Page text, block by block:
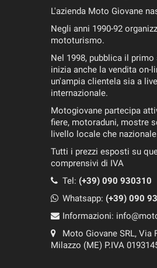
L'azienda Moto Giovane
Negli anni 1990-92
mototurismo.
Nel 1998, pubblica il
inizia anche la vendita on-
un'ampia clientela sia a
internazionale.
Motogiovane partecipa
fiere, motoraduni, mostre
livello locale che
Tutti i prezzi esposti su
comprensivi di IVA
Tel: (+39) 090 930310
Whatsapp: (+39) 090
Informazioni:
Moto Giovane SRL, Via
Milazzo (ME) P.IVA